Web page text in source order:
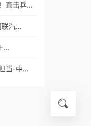
直击乒…
联汽…
…
当-中…